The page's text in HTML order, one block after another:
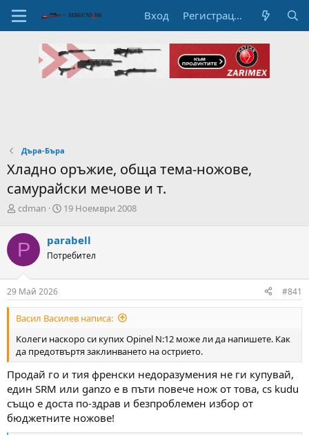
Вход Регистрация
Дъра-Бъра
Хладно оръжие, обща тема-ножове,
самурайски мечове и т.
А
т
о
р
н
а
т
е
м
т
а
cdman
Н
а
л
а
а
т
19 Ноември 2008
P parabell
Потребител
29 Май 2026 #841
Васил Василев написа:
Колеги наскоро си купих Opinel N:12 може ли да напишете. Как
да предотвъртя заклинването на острието.
Продай го и тия френски недоразумения не ги купувай,
един SRM или ganzo е в пъти повече нож от това, cs kudu
също е доста по-здрав и безпроблемен избор от
бюджетните ножове!